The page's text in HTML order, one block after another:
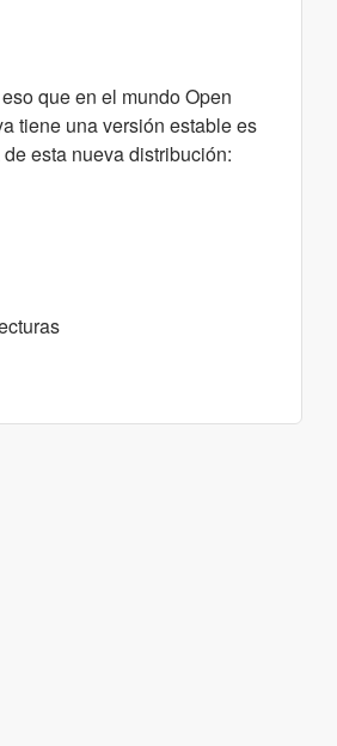
que en el mundo Open
tiene una versión estable es
esta nueva distribución: